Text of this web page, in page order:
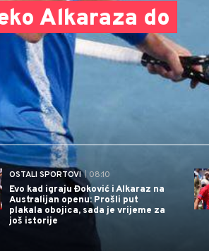
Alkaraza do
OSTALI SPORTOVI | 08:10
Evo kad igraju Đoković i Alkaraz na
Australijan openu: Prošli put
plakala obojica, sada je vrijeme za
još istorije